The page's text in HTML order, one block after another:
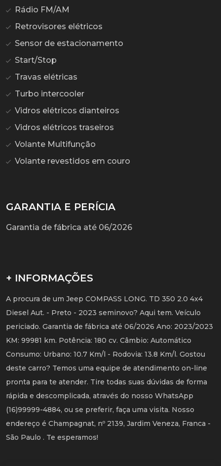
Rádio FM/AM
Retrovisores elétricos
Sensor de estacionamento
Start/Stop
Travas elétricas
Turbo intercooler
Vidros elétricos dianteiros
Vidros elétricos traseiros
Volante Multifunção
Volante revestidos em couro
GARANTIA E PERÍCIA
Garantia de fábrica até 06/2026
+ INFORMAÇÕES
A procura de um Jeep COMPASS LONG. TD 350 2.0 4x4
Diesel Aut. - Preto - 2023 seminovo? Aqui tem. Veículo
periciado. Garantia de fábrica até 06/2026 Ano: 2023/2023
KM: 99981 km. Potência: 180 cv. Câmbio: Automático
Consumo: Urbano: 10.7 Km/l - Rodovia: 13.8 Km/l. Gostou
deste carro? Temos uma equipe de atendimento on-line
pronta para te atender. Tire todas suas dúvidas de forma
rápida e descomplicada, através do nosso WhatsApp
(16)99999-4884, ou se preferir, faça uma visita. Nosso
endereço é Champagnat, nº 2139, Jardim Veneza, Franca -
São Paulo . Te esperamos!